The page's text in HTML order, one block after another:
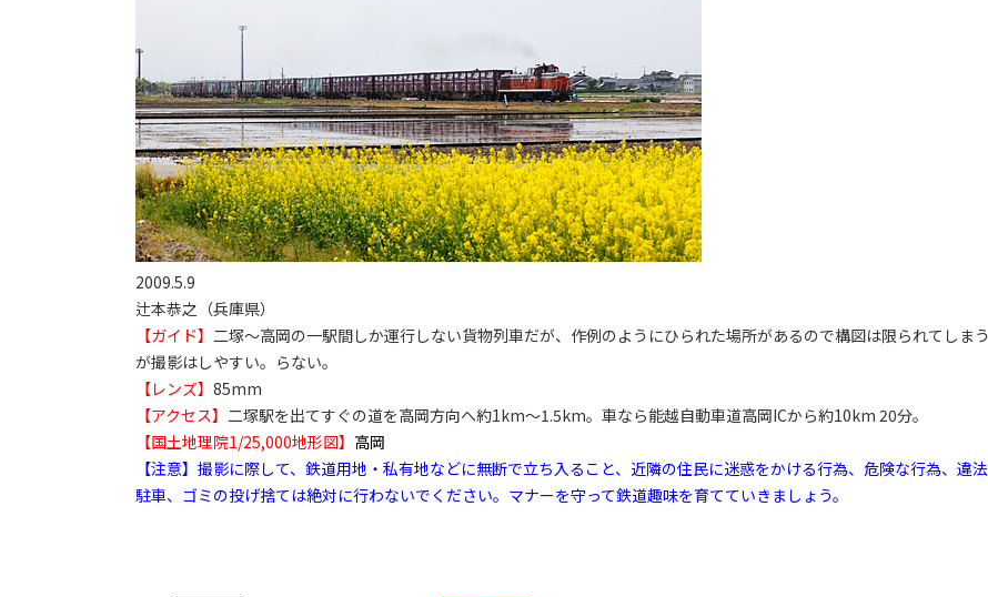
2009.5.9
辻本恭之（兵庫県）
【ガイド】 二塚～高岡の一駅間しか運行しない貨物列車だが、作例のようにひられた場所があるので構図は限られてしまう
が撮影はしやすい。らない。
【レンズ】 85mm
【アクセス】 二塚駅を出てすぐの道を高岡方向へ約1km～1.5km。車なら能越自動車道高岡ICから約10km 20分。
【国土地理院1/25,000地形図】 高岡
【注意】撮影に際して、鉄道用地・私有地などに無断で立ち入ること、近隣の住民に迷惑をかける行為、危険な行為、違法
駐車、ゴミの投げ捨ては絶対に行わないでください。マナーを守って鉄道趣味を育てていきましょう。